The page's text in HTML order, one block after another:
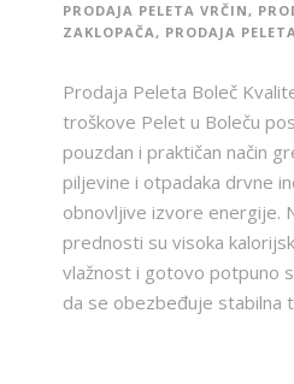
PRODAJA PELETA VRČIN,
ZAKLOPAČA, PRODAJA
Prodaja Peleta Boleč
troškove Pelet u Boleču
pouzdan i praktičan način
piljevine i otpadaka drvne
obnovljive izvore energije.
prednosti su visoka
vlažnost i gotovo potpuno
da se obezbeđuje stabilna